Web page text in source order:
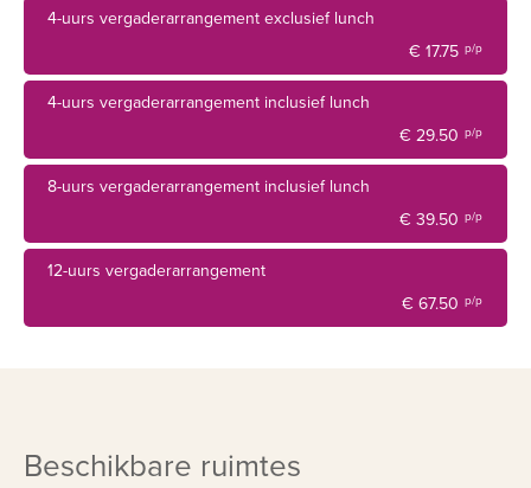
4-uurs vergaderarrangement exclusief lunch
€ 17.75 p/p
4-uurs vergaderarrangement inclusief lunch
€ 29.50 p/p
8-uurs vergaderarrangement inclusief lunch
€ 39.50 p/p
12-uurs vergaderarrangement
€ 67.50 p/p
Beschikbare ruimtes